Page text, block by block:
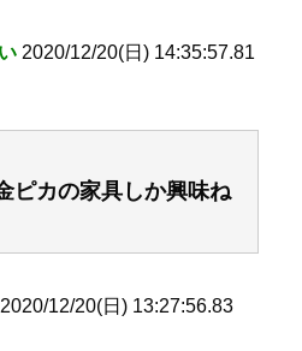
2020/12/20(日) 14:35:57.81
ピカの家具しか興味ね
2020/12/20(日) 13:27:56.83